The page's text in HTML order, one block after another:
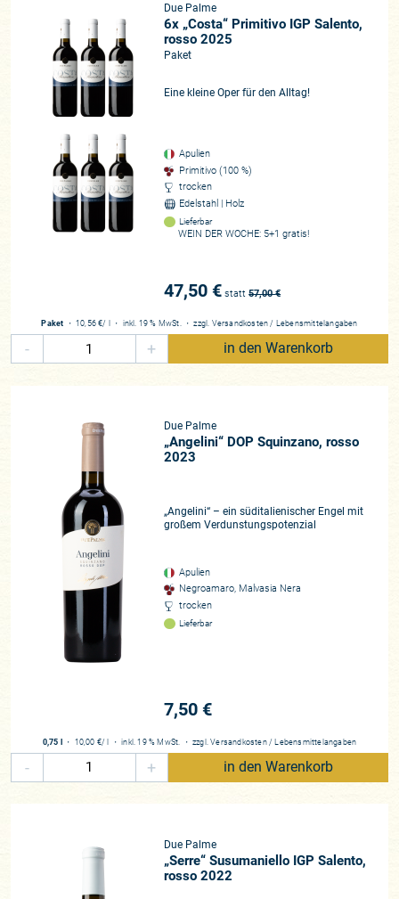
Die Cantine Due Palme (Kellereigenossenschaft) wurde 1989 von Anglo
Mai gegründet
Due Palme
6x „Costa“ Primitivo IGP Salento,
rosso 2025
Paket
Eine kleine Oper für den Alltag!
Apulien
Primitivo (100 %)
trocken
Edelstahl | Holz
Lieferbar
WEIN DER WOCHE: 5+1 gratis!
47,50 € statt 57,00€
Paket ・ 10,56 €/ l ・ inkl. 19 % MwSt.・zzgl. Versandkosten / Lebensmittelangaben
- + in den Warenkorb
Due Palme
„Angelini“ DOP Squinzano, rosso
2023
„Angelini“ – ein süditalienischer Engel mit
großem Verdunstungspotenzial
Apulien
Negroamaro, Malvasia Nera
trocken
Lieferbar
7,50 €
0,75 l ・ 10,00 €/ l ・inkl. 19 % MwSt. ・ zzgl.Versandkosten / Lebensmittelangaben
- + in den Warenkorb
Due Palme
„Serre“ Susumaniello IGP Salento,
rosso 2022